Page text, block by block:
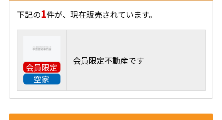
下記の1件が、現在販売されています。
会員限定
空家
会員限定不動産です